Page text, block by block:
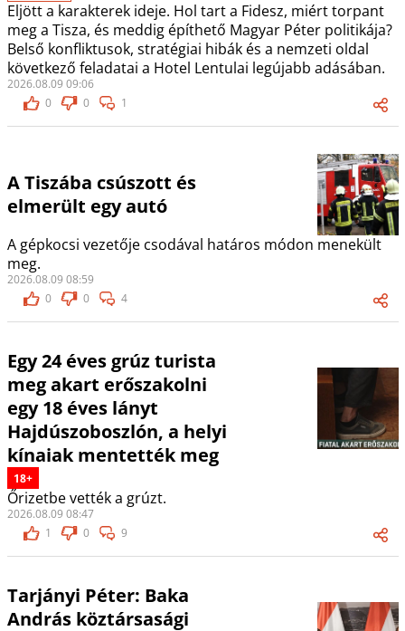
Eljött a karakterek ideje. Hol tart a Fidesz, miért torpant
meg a Tisza, és meddig építhető Magyar Péter politikája?
Belső konfliktusok, stratégiai hibák és a nemzeti oldal
következő feladatai a Hotel Lentulai legújabb adásában.
2026.08.09 09:06
0
0 1
A Tiszába csúszott és
elmerült egy autó
A gépkocsi vezetője csodával határos módon menekült
meg.
2026.08.09 08:59
0
0 4
Egy 24 éves grúz turista
meg akart erőszakolni
egy 18 éves lányt
Hajdúszoboszlón, a helyi
kínaiak mentették meg
18+
Őrizetbe vették a grúzt.
2026.08.09 08:47
1
0 9
Tarjányi Péter: Baka
András köztársasági